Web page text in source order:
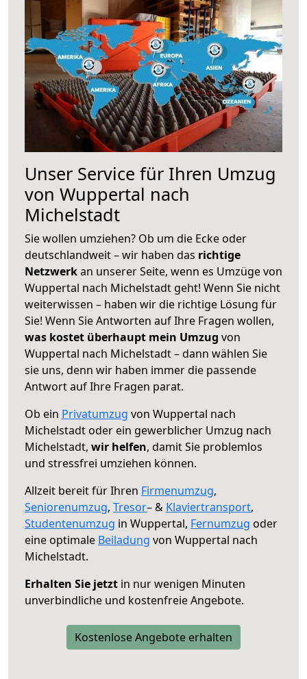
Unser Service für Ihren Umzug
von Wuppertal nach
Michelstadt
Sie wollen umziehen? Ob um die Ecke oder
deutschlandweit – wir haben das richtige
Netzwerkan unserer Seite, wenn es Umzüge von
Wuppertal nach Michelstadt geht! Wenn Sie nicht
weiterwissen – haben wir die richtige Lösung für
Sie! Wenn Sie Antworten auf Ihre Fragen wollen,
was kostet überhaupt mein Umzug von
Wuppertal nach Michelstadt – dann wählen Sie
sie uns, denn wir haben immer die passende
Antwort auf Ihre Fragen parat.
Ob ein Privatumzug von Wuppertal nach
Michelstadt oder ein gewerblicher Umzug nach
Michelstadt, wir helfen, damit Sie problemlos
und stressfrei umziehen können.
Allzeit bereit für Ihren Firmenumzug,
Seniorenumzug, Tresor– & Klaviertransport,
Studentenumzug in Wuppertal, Fernumzug oder
eine optimale Beiladung von Wuppertal nach
Michelstadt.
Erhalten Sie jetzt in nur wenigen Minuten
unverbindliche und kostenfreie Angebote.
Kostenlose Angebote erhalten